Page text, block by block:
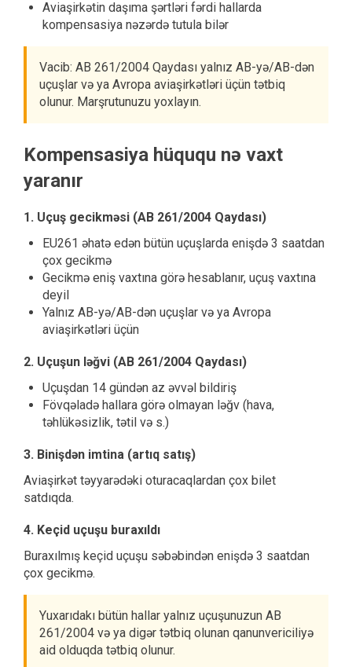
Aviaşirkətin daşıma şərtləri fərdi hallarda
kompensasiya nəzərdə tutula bilər
Vacib: AB 261/2004 Qaydası yalnız AB-yə/AB-dən
uçuşlar və ya Avropa aviaşirkətləri üçün tətbiq
olunur. Marşrutunuzu yoxlayın.
Kompensasiya hüququ nə vaxt
yaranır
1. Uçuş gecikməsi (AB 261/2004 Qaydası)
EU261 əhatə edən bütün uçuşlarda enişdə 3 saatdan
çox gecikmə
Gecikmə eniş vaxtına görə hesablanır, uçuş vaxtına
deyil
Yalnız AB-yə/AB-dən uçuşlar və ya Avropa
aviaşirkətləri üçün
2. Uçuşun ləğvi (AB 261/2004 Qaydası)
Uçuşdan 14 gündən az əvvəl bildiriş
Fövqəladə hallara görə olmayan ləğv (hava,
təhlükəsizlik, tətil və s.)
3. Binişdən imtina (artıq satış)
Aviaşirkət təyyarədəki oturacaqlardan çox bilet
satdıqda.
4. Keçid uçuşu buraxıldı
Buraxılmış keçid uçuşu səbəbindən enişdə 3 saatdan
çox gecikmə.
Yuxarıdakı bütün hallar yalnız uçuşunuzun AB
261/2004 və ya digər tətbiq olunan qanunvericiliyə
aid olduqda tətbiq olunur.